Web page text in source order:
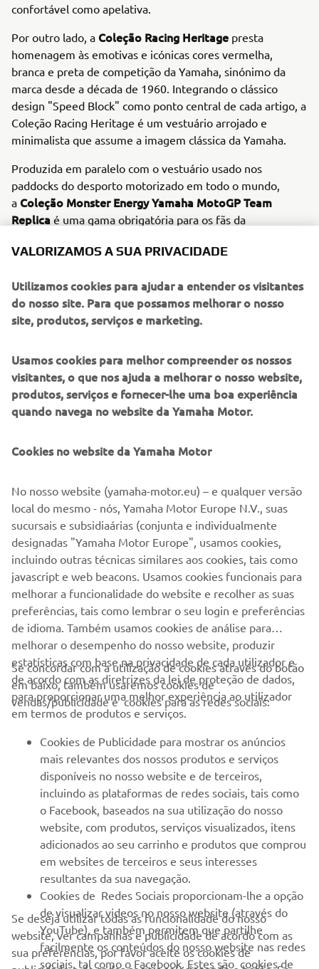
confortável como apelativa.
Por outro lado, a Coleção Racing Heritage presta
homenagem às emotivas e icónicas cores vermelha,
branca e preta de competição da Yamaha, sinónimo da
marca desde a década de 1960. Integrando o clássico
design "Speed Block" como ponto central de cada artigo, a
Coleção Racing Heritage é um vestuário arrojado e
minimalista que assume a imagem clássica da Yamaha.
Produzida em paralelo com o vestuário usado nos
paddocks do desporto motorizado em todo o mundo,
a Coleção Monster Energy Yamaha MotoGP Team
Replica é uma gama obrigatória para os fãs da
azul e branca da competição, esta coleção sai diretamente
O ano de 2023 também contará com uma emocionante
coleção deMerchandise. Inspirada em impressionantes
Yamaha em artigos divertidos e funcionais.
A gama de vestuário da Yamaha para 2023 reúne mais de
80 impressionantes novos artigos. Os maiores êxitos da
criadas criteriosamente para o conforto e a boa aparência
DESCUBRA TODA A COLEÇÃO
1/1
EMPRESA
MAIS YAMAHA
SERVIÇO E SUPORTE
NEWSLETTER
Seja o primeiro a saber das últimas ofertas, eventos especiais,
novos lançamentos e muito mais
VALORIZAMOS A SUA PRIVACIDADE
Utilizamos cookies para ajudar a entender os visitantes
do nosso site. Para que possamos melhorar o nosso
site, produtos, serviços e marketing.
Usamos cookies para melhor compreender os nossos
visitantes, o que nos ajuda a melhorar o nosso website,
produtos, serviços e fornecer-lhe uma boa experiência
quando navega no website da Yamaha Motor.
Cookies no website da Yamaha Motor
No nosso website (yamaha-motor.eu) – e qualquer versão
local do mesmo - nós, Yamaha Motor Europe N.V., suas
sucursais e subsidiaárias (conjunta e individualmente
designadas "Yamaha Motor Europe", usamos cookies,
incluindo outras técnicas similares aos cookies, tais como
javascript e web beacons. Usamos cookies funcionais para
melhorar a funcionalidade do website e recolher as suas
preferências, tais como lembrar o seu login e preferências
de idioma. Também usamos cookies de análise para
melhorar o desempenho do nosso website, produzir
estatísticas com base na privacidade de cada utilizador e
de acordo com as diretrizes da lei de proteção de dados,
para proporcionar uma melhor experiência ao utilizador
em termos de produtos e serviços.
Se concordar com a utilização de cookies através do botão
em baixo, também usaremos cookies de
vendas/publicidade e cookies para as redes sociais:
Cookies de Publicidade para mostrar os anúncios
mais relevantes dos nossos produtos e serviços
disponíveis no nosso website e de terceiros,
incluindo as plataformas de redes sociais, tais como
o Facebook, baseados na sua utilização do nosso
website, com produtos, serviços visualizados, itens
adicionados ao seu carrinho e produtos que comprou
em websites de terceiros e seus interesses
resultantes da sua navegação.
Cookies de Redes Sociais proporcionam-lhe a opção
de visualizar videos no nosso website (através do
YouTube), e também permitem que partilhe
facilmente os conteúdos do nosso website nas redes
sociais, tal como o Facebook. Estes são cookies de
Se deseja utilizar todas as funcionalidade do nosso
website, ver campanhas e publicidade de acordo com as
sua preferências, por favor aceite os cookies de